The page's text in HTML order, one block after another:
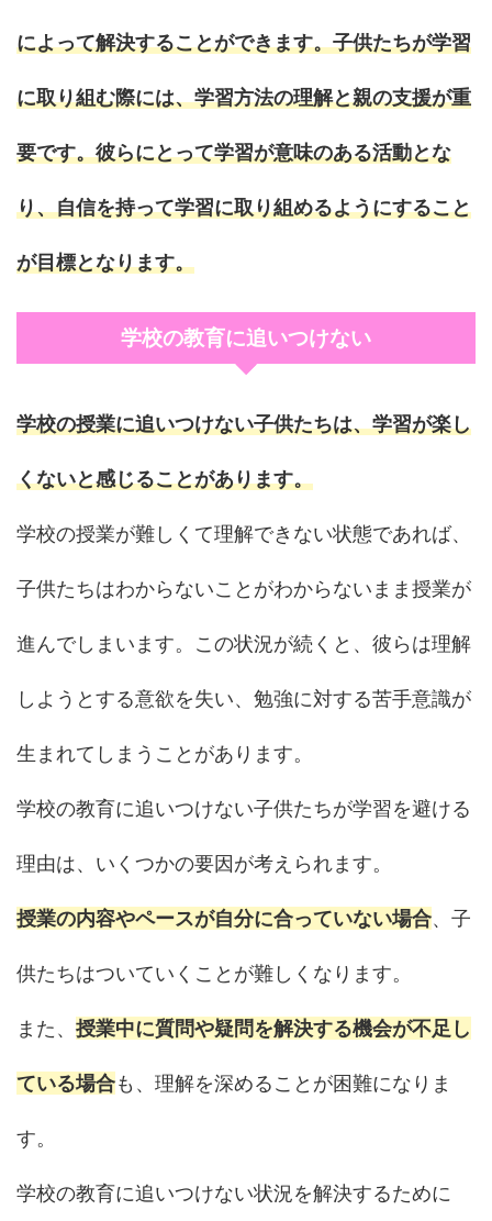
によって解決することができます。子供たちが学習
に取り組む際には、学習方法の理解と親の支援が重
要です。彼らにとって学習が意味のある活動とな
り、自信を持って学習に取り組めるようにすること
が目標となります。
学校の教育に追いつけない
学校の授業に追いつけない子供たちは、学習が楽し
くないと感じることがあります。
学校の授業が難しくて理解できない状態であれば、
子供たちはわからないことがわからないまま授業が
進んでしまいます。この状況が続くと、彼らは理解
しようとする意欲を失い、勉強に対する苦手意識が
生まれてしまうことがあります。
学校の教育に追いつけない子供たちが学習を避ける
理由は、いくつかの要因が考えられます。
授業の内容やペースが自分に合っていない場合、子
供たちはついていくことが難しくなります。
また、 授業中に質問や疑問を解決する機会が不足し
ている場合も、理解を深めることが困難になりま
す。
学校の教育に追いつけない状況を解決するために